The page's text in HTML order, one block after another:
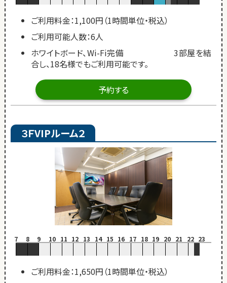
ご利用料金：1,100円（1時間単位・税込）
ご利用可能人数：6人
ホワイトボード、Wi-Fi完備 3部屋を結
合し、18名様でもご利用可能です。
予約する
３ＦVIPルーム２
7 8 9 10 11 12 13 14 15 16 17 18 19 20 21 22 23
ご利用料金：1,650円（1時間単位・税込）